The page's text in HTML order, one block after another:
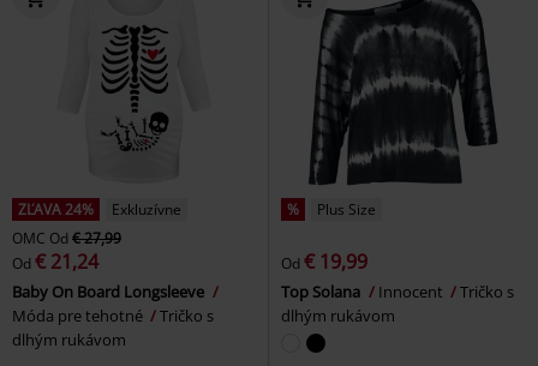
ZĽAVA 24%
Exkluzívne
OMC Od € 27,99
Od € 21,24
Baby On Board Longsleeve
Móda pre tehotné
Tričko s
dlhým rukávom
% Plus Size
Od € 19,99
Top Solana Innocent
Tričko s
dlhým rukávom